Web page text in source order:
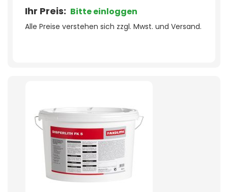
Ihr Preis: Bitte einloggen
Alle Preise verstehen sich zzgl. Mwst. und Versand.